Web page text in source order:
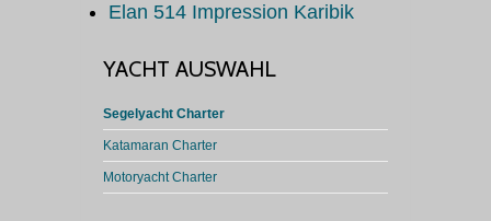
Elan 514 Impression Karibik
YACHT AUSWAHL
Segelyacht Charter
Katamaran Charter
Motoryacht Charter